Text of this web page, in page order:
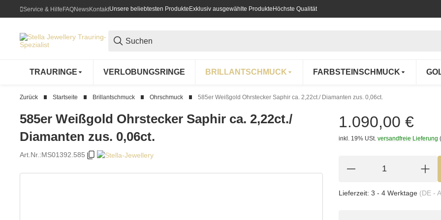
Service & HilfeFAQNewsKontaktUnsere beliebtesten Produkte Exklusiv ausgewählte Produkte Höchste Qualität
TRAURINGE VERLOBUNGSRINGE BRILLANTSCHMUCK FARBSTEINSCHMUCK
Zurück Startseite Brillantschmuck Ohrschmuck 585er Weißgold Ohrstecker Saphir ca. 2,22ct./ Diamanten zus. 0,06ct.
585er Weißgold Ohrstecker Saphir ca. 2,22ct./
Diamanten zus. 0,06ct.
Art.Nr.:MS01392.585
1.090,00 €
inkl. 19% USt. versandfreie Lieferung
Lieferzeit: 3 - 4 Werktage (DE -